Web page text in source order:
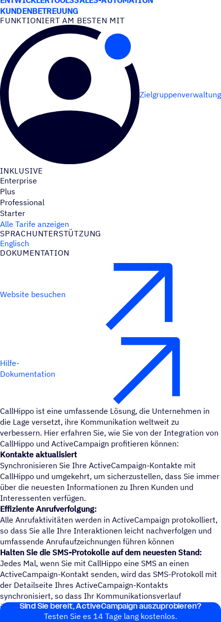
KUNDENBETREUUNG
FUNK­TIO­NIERT AM BESTEN MIT
Zielgruppenverwaltung
INKLU­SIVE
Enterprise
Plus
Professional
Starter
Alle Tarife anzeigen
SPRACH­UN­TER­STÜT­ZUNG
Englisch
DOKU­MEN­TA­TION
Website besuchen
Hilfe-
Dokumentation
CallHippo ist eine umfassende Lösung, die Unternehmen in
die Lage versetzt, ihre Kommunikation weltweit zu
verbessern. Hier erfahren Sie, wie Sie von der Integration von
CallHippo und ActiveCampaign profitieren können:
Kontakte aktualisiert
Synchronisieren Sie Ihre ActiveCampaign-Kontakte mit
CallHippo und umgekehrt, um sicherzustellen, dass Sie immer
über die neuesten Informationen zu Ihren Kunden und
Interessenten verfügen.
Effiziente Anrufverfolgung:
Alle Anrufaktivitäten werden in ActiveCampaign protokolliert,
so dass Sie alle Ihre Interaktionen leicht nachverfolgen und
umfassende Anrufaufzeichnungen führen können
Halten Sie die SMS-Protokolle auf dem neuesten Stand:
Jedes Mal, wenn Sie mit CallHippo eine SMS an einen
ActiveCampaign-Kontakt senden, wird das SMS-Protokoll mit
der Detailseite Ihres ActiveCampaign-Kontakts
synchronisiert, so dass Ihr Kommunikationsverlauf
übersichtlich bleibt
Sind Sie bereit, ActiveCampaign auszuprobieren?
Testen Sie es 14 Tage lang kostenlos.